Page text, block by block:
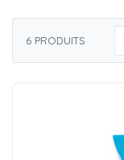
6 PRODUITS